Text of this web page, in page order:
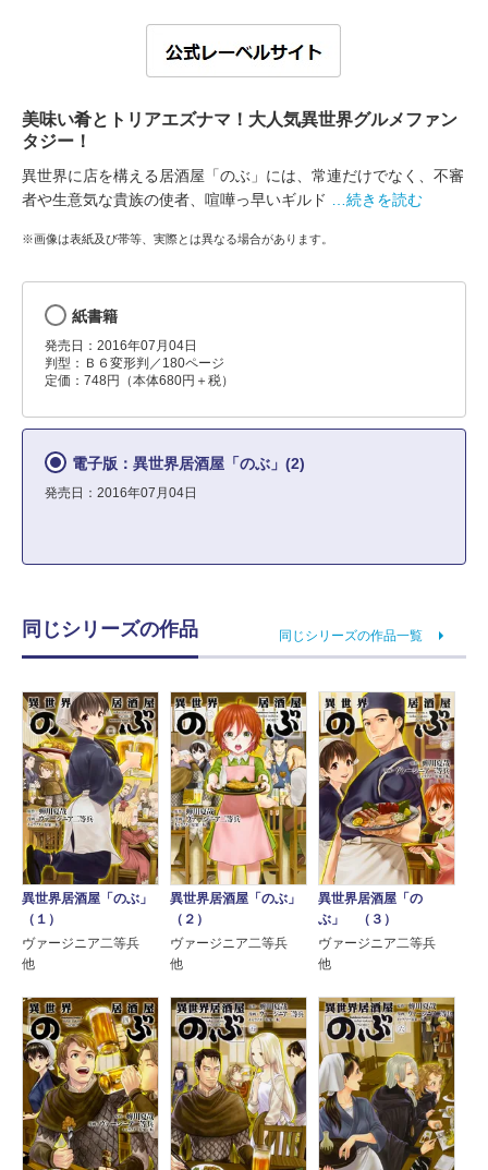
美味い肴とトリアエズナマ！大人気異世界グルメファン
タジー！
異世界に店を構える居酒屋「のぶ」には、常連だけでなく、不審
者や生意気な貴族の使者、喧嘩っ早いギルド
…続きを読む
※画像は表紙及び帯等、実際とは異なる場合があります。
紙書籍
発売日：2016年07月04日
判型：Ｂ６変形判／180ページ
定価：748円（本体680円＋税）
電子版：異世界居酒屋「のぶ」(2)
発売日：2016年07月04日
同じシリーズの作品 同じシリーズの作品一覧
異世界居酒屋「のぶ」
（１）
ヴァージニア二等兵
他
異世界居酒屋「のぶ」
（２）
ヴァージニア二等兵
他
異世界居酒屋「の
ぶ」 （３）
ヴァージニア二等兵
他